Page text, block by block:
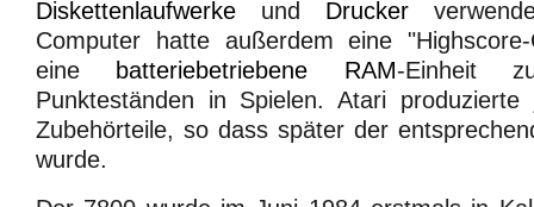
Diskettenlaufwerke und Drucker
Computer hatte außerdem eine
eine
batteriebetriebene RAM-Einheit
Punkteständen in Spielen. Atari
Zubehörteile, so dass später der
wurde.